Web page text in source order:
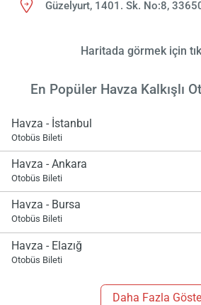
Güzelyurt, 1401. Sk. No:8,
Haritada görmek için
En Popüler Havza Kalkışlı
Havza - İstanbul
Otobüs Bileti
Havza - Ankara
Otobüs Bileti
Havza - Bursa
Otobüs Bileti
Havza - Elazığ
Otobüs Bileti
Daha Fazla